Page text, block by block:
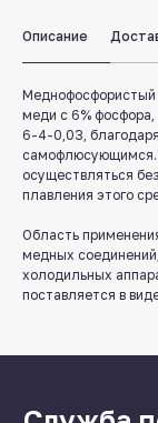
Описание
меди с 6%
6-4-0,03,
осуществляться
плавления этого
Область
медных
холодильных
поставляется в
Заказать звонок
Служба
Работаем
Пишите нам
8 831 413 29
Бесплатно по